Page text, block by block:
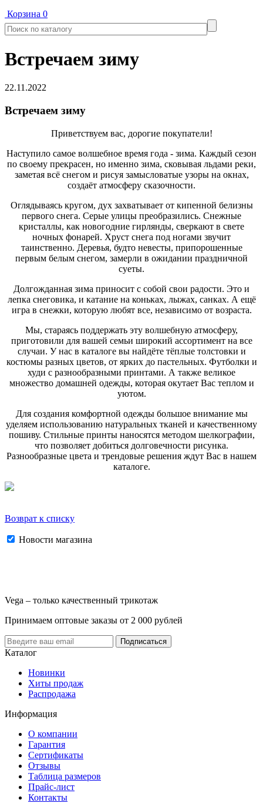
Корзина 0
Встречаем зиму
22.11.2022
Встречаем зиму
Приветствуем вас, дорогие покупатели!
Наступило самое волшебное время года - зима. Каждый сезон
по своему прекрасен, но именно зима, сковывая льдами реки,
заметая всё снегом и рисуя замысловатые узоры на окнах,
создаёт атмосферу сказочности.
Оглядываясь кругом, дух захватывает от кипенной белизны
первого снега. Серые улицы преобразились. Снежные
кристаллы, как новогодние гирлянды, сверкают в свете
ночных фонарей. Хруст снега под ногами звучит
таинственно. Деревья, будто невесты, припорошенные
первым белым снегом, замерли в ожидании праздничной
суеты.
Долгожданная зима приносит с собой свои радости. Это и
лепка снеговика, и катание на коньках, лыжах, санках. А ещё
игра в снежки, которую любят все, независимо от возраста.
Мы, стараясь поддержать эту волшебную атмосферу,
приготовили для вашей семьи широкий ассортимент на все
случаи. У нас в каталоге вы найдёте тёплые толстовки и
костюмы разных цветов, от ярких до пастельных. Футболки и
худи с разнообразными принтами. А также великое
множество домашней одежды, которая окутает Вас теплом и
уютом.
Для создания комфортной одежды большое внимание мы
уделяем использованию натуральных тканей и качественному
пошиву. Стильные принты наносятся методом шелкографии,
что позволяет добиться долговечности рисунка.
Разнообразные цвета и трендовые решения ждут Вас в нашем
каталоге.
Возврат к списку
Новости магазина
Vega – только качественный трикотаж
Принимаем оптовые заказы от 2 000 рублей
Каталог
Новинки
Хиты продаж
Распродажа
Информация
О компании
Гарантия
Сертификаты
Отзывы
Таблица размеров
Прайс-лист
Контакты